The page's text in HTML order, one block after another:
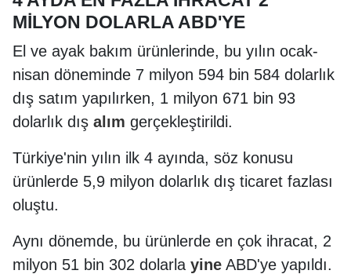
MİLYON DOLARLA ABD'YE
El ve ayak bakım ürünlerinde, bu yılın ocak-
nisan döneminde 7 milyon 594 bin 584 dolarlık
dış satım yapılırken, 1 milyon 671 bin 93
dolarlık dış alım gerçekleştirildi.
Türkiye'nin yılın ilk 4 ayında, söz konusu
ürünlerde 5,9 milyon dolarlık dış ticaret fazlası
oluştu.
Aynı dönemde, bu ürünlerde en çok ihracat, 2
milyon 51 bin 302 dolarla yine ABD'ye yapıldı.